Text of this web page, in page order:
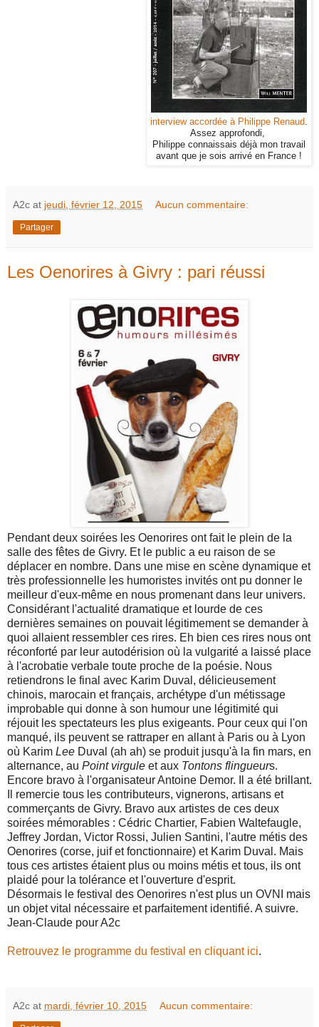
interview accordée à Philippe Renaud.
Assez approfondi,
Philippe connaissais déjà mon travail
avant que je sois arrivé en France !
A2c at jeudi, février 12, 2015 Aucun commentaire:
Partager
Les Oenorires à Givry : pari réussi
Pendant deux soirées les Oenorires ont fait le plein de la
salle des fêtes de Givry. Et le public a eu raison de se
déplacer en nombre. Dans une mise en scène dynamique et
très professionnelle les humoristes invités ont pu donner le
meilleur d'eux-même en nous promenant dans leur univers.
Considérant l'actualité dramatique et lourde de ces
dernières semaines on pouvait légitimement se demander à
quoi allaient ressembler ces rires. Eh bien ces rires nous ont
réconforté par leur autodérision où la vulgarité a laissé place
à l'acrobatie verbale toute proche de la poésie. Nous
retiendrons le final avec Karim Duval, délicieusement
chinois, marocain et français, archétype d'un métissage
improbable qui donne à son humour une légitimité qui
réjouit les spectateurs les plus exigeants. Pour ceux qui l'on
manqué, ils peuvent se rattraper en allant à Paris ou à Lyon
où Karim Lee Duval (ah ah) se produit jusqu'à la fin mars, en
alternance, au Point virgule et aux Tontons flingueurs.
Encore bravo à l'organisateur Antoine Demor. Il a été brillant.
Il remercie tous les contributeurs, vignerons, artisans et
commerçants de Givry. Bravo aux artistes de ces deux
soirées mémorables : Cédric Chartier, Fabien Waltefaugle,
Jeffrey Jordan, Victor Rossi, Julien Santini, l'autre métis des
Oenorires (corse, juif et fonctionnaire) et Karim Duval. Mais
tous ces artistes étaient plus ou moins métis et tous, ils ont
plaidé pour la tolérance et l'ouverture d'esprit.
Désormais le festival des Oenorires n'est plus un OVNI mais
un objet vital nécessaire et parfaitement identifié. A suivre.
Jean-Claude pour A2c
Retrouvez le programme du festival en cliquant ici.
A2c at mardi, février 10, 2015 Aucun commentaire: